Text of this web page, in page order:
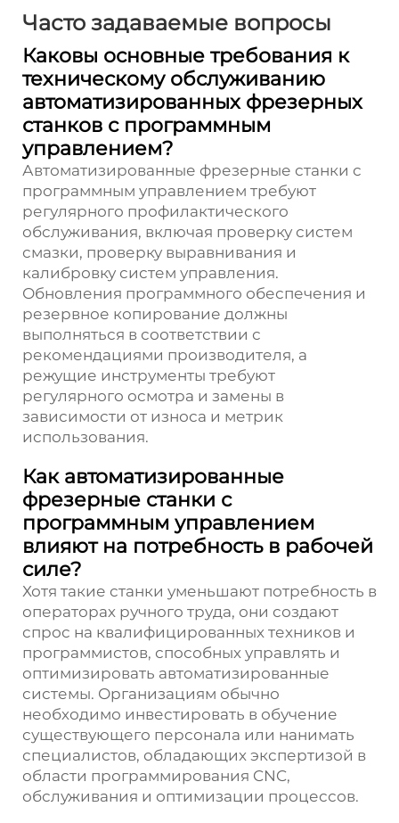
Часто задаваемые вопросы
Каковы основные требования к
техническому обслуживанию
автоматизированных фрезерных
станков с программным
управлением?
Автоматизированные фрезерные станки с
программным управлением требуют
регулярного профилактического
обслуживания, включая проверку систем
смазки, проверку выравнивания и
калибровку систем управления.
Обновления программного обеспечения и
резервное копирование должны
выполняться в соответствии с
рекомендациями производителя, а
режущие инструменты требуют
регулярного осмотра и замены в
зависимости от износа и метрик
использования.
Как автоматизированные
фрезерные станки с
программным управлением
влияют на потребность в рабочей
силе?
Хотя такие станки уменьшают потребность в
операторах ручного труда, они создают
спрос на квалифицированных техников и
программистов, способных управлять и
оптимизировать автоматизированные
системы. Организациям обычно
необходимо инвестировать в обучение
существующего персонала или нанимать
специалистов, обладающих экспертизой в
области программирования CNC,
обслуживания и оптимизации процессов.